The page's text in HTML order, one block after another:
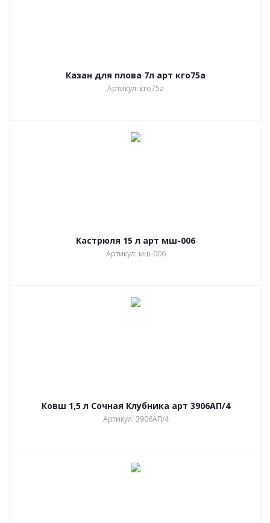
Казан для плова 7л арт кго75а
Артикул: кго75а
Кастрюля 15 л арт мш-006
Артикул: мш-006
Ковш 1,5 л Сочная Клубника арт 3906АП/4
Артикул: 3906АП/4